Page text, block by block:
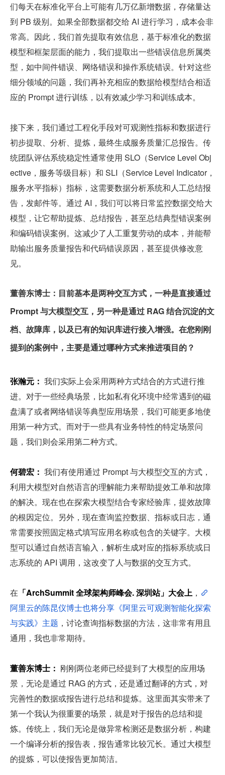
们每天在标准化平台上可能有几万亿新增数据，存储量达
到 PB 级别。如果全部数据都交给 AI 进行学习，成本会非
常高。因此，我们首先提取有效信息，基于标准化的数据
模型和框架层面的能力，我们提取出一些错误信息所属类
型，如中间件错误、网络错误和操作系统错误。针对这些
细分领域的问题，我们再补充相应的数据给模型结合相适
应的 Prompt 进行训练，以有效减少学习和训练成本。
接下来，我们通过工程化手段对可观测性指标和数据进行
初步提取、分析、提炼，最终生成服务质量汇总报告。传
统团队评估系统稳定性通常使用 SLO（Service Level Obj
ective，服务等级目标）和 SLI（Service Level Indicator，
服务水平指标）指标，这需要数据分析系统和人工总结报
告，发邮件等。通过 AI，我们可以将日常监控数据交给大
模型，让它帮助提炼、总结报告，甚至总结典型错误案例
和编码错误案例。这减少了人工重复劳动的成本，并能帮
助输出服务质量报告和代码错误原因，甚至提供修改意
见。
董善东博士：目前基本是两种交互方式，一种是直接通过
Prompt 与大模型交互，另一种是通过 RAG 结合沉淀的文
档、故障库，以及已有的知识库进行接入增强。在您刚刚
提到的案例中，主要是通过哪种方式来推进项目的？
张瀚元： 我们实际上会采用两种方式结合的方式进行推
进。对于一些经典场景，比如私有化环境中经常遇到的磁
盘满了或者网络错误等典型应用场景，我们可能更多地使
用第一种方式。而对于一些具有业务特性的特定场景问
题，我们则会采用第二种方式。
何碧宏： 我们有使用通过 Prompt 与大模型交互的方式，
利用大模型对自然语言的理解能力来帮助提效工单和故障
的解决。现在也在探索大模型结合专家经验库，提效故障
的根因定位。另外，现在查询监控数据、指标或日志，通
常需要按照固定格式填写应用名称或包含的关键字。大模
型可以通过自然语言输入，解析生成对应的指标系统或日
志系统的 API 调用，这改变了人与数据的交互方式。
在 「ArchSummit 全球架构师峰会. 深圳站」大会上 ，
阿里云的陈昆仪博士也将分享《阿里云可观测智能化探索
与实践》主题 ，讨论查询指标数据的方法，这非常有用且
通用，我也非常期待。
董善东博士： 刚刚两位老师已经提到了大模型的应用场
景，无论是通过 RAG 的方式，还是通过翻译的方式，对
完善性的数据或报告进行总结和提炼。这里面其实带来了
第一个我认为很重要的场景，就是对于报告的总结和提
炼。传统上，我们无论是做异常检测还是数据分析，构建
一个编译分析的报告表，报告通常比较冗长。通过大模型
的提炼，可以使报告更加简洁。